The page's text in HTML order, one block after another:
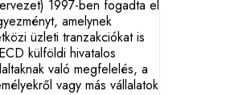
1997-ben fogadta el
amelynek
üzleti tranzakciókat is
külföldi hivatalos
való megfelelés, a
vagy más vállalatok